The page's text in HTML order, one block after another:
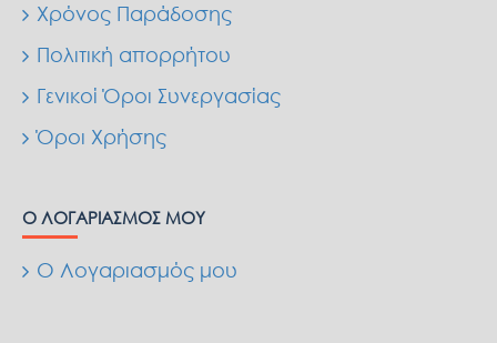
Χρόνος Παράδοσης
Πολιτική απορρήτου
Γενικοί Όροι Συνεργασίας
Όροι Χρήσης
Ο ΛΟΓΑΡΙΑΣΜΌΣ ΜΟΥ
Ο Λογαριασμός μου